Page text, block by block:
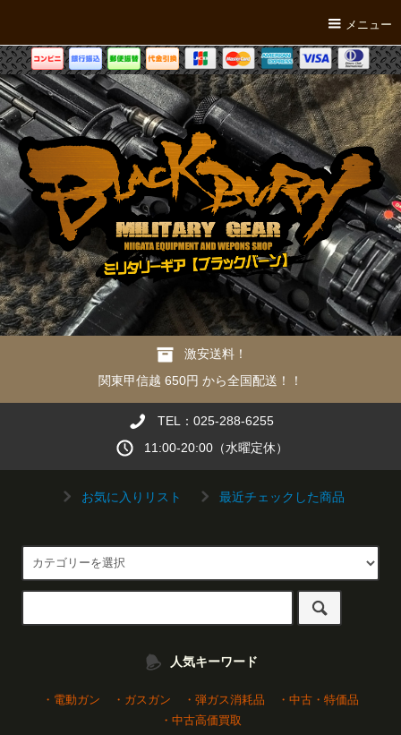
メニュー
激安送料！
関東甲信越 650円 から全国配送！！
TEL：025-288-6255
11:00-20:00（水曜定休）
お気に入りリスト 最近チェックした商品
人気キーワード
・電動ガン ・ガスガン ・弾ガス消耗品
・中古・特価品
・中古高価買取